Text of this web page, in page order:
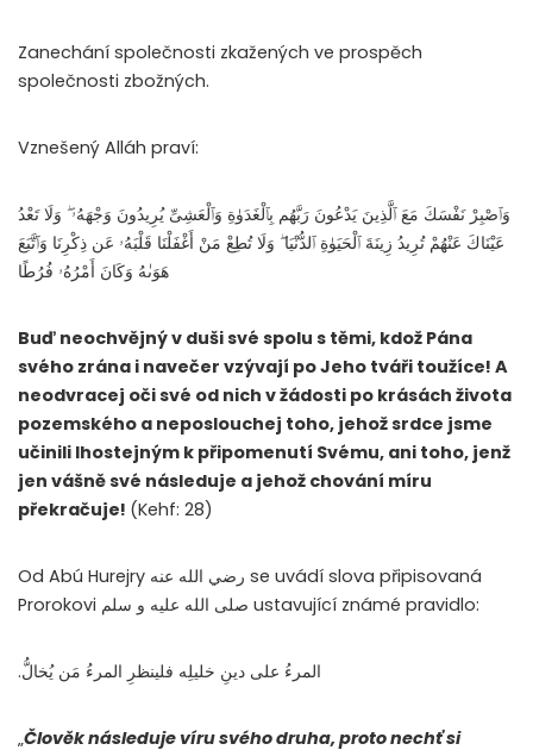
Zanechání společnosti zkažených ve prospěch
společnosti zbožných.
Vznešený Alláh praví:
وَٱصْبِرْ نَفْسَكَ مَعَ ٱلَّذِينَ يَدْعُونَ رَبَّهُم بِٱلْغَدَوٰةِ وَٱلْعَشِىِّ يُرِيدُونَ وَجْهَهُۥ ۖ وَلَا تَعْدُ
عَيْنَاكَ عَنْهُمْ تُرِيدُ زِينَةَ ٱلْحَيَوٰةِ ٱلدُّنْيَا ۖ وَلَا تُطِعْ مَنْ أَغْفَلْنَا قَلْبَهُۥ عَن ذِكْرِنَا وَٱتَّبَعَ
هَوَىٰهُ وَكَانَ أَمْرُهُۥ فُرُطًا
Buď neochvějný v duši své spolu s těmi, kdož Pána
svého zrána i navečer vzývají po Jeho tváři toužíce! A
neodvracej oči své od nich v žádosti po krásách života
pozemského a neposlouchej toho, jehož srdce jsme
učinili lhostejným k připomenutí Svému, ani toho, jenž
jen vášně své následuje a jehož chování míru
překračuje! (Kehf: 28)
Od Abú Hurejry رضي الله عنه se uvádí slova připisovaná
Prorokovi صلى الله عليه و سلم ustavující známé pravidlo:
.المرءُ على دينِ خليلِه فلينظرِ المرءُ مَن يُخالُّ
„Člověk následuje víru svého druha, proto nechť si